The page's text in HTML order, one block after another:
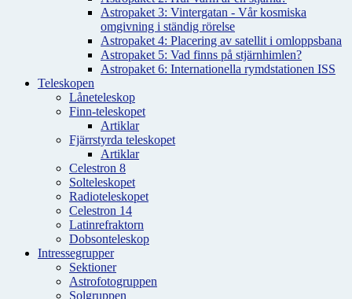
Astropaket 3: Vintergatan - Vår kosmiska
omgivning i ständig rörelse
Astropaket 4: Placering av satellit i omloppsbana
Astropaket 5: Vad finns på stjärnhimlen?
Astropaket 6: Internationella rymdstationen ISS
Teleskopen
Låneteleskop
Finn-teleskopet
Artiklar
Fjärrstyrda teleskopet
Artiklar
Celestron 8
Solteleskopet
Radioteleskopet
Celestron 14
Latinrefraktorn
Dobsonteleskop
Intressegrupper
Sektioner
Astrofotogruppen
Solgruppen